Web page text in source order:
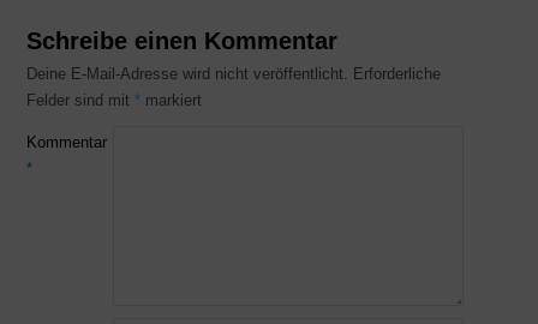
Schreibe einen Kommentar
Deine E-Mail-Adresse wird nicht veröffentlicht. Erforderliche
Felder sind mit * markiert
Kommentar
*